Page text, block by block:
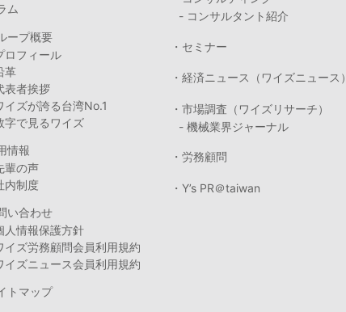
ム
ープ概要
ロフィール
革
表者挨拶
イズが誇る台湾No.1
字で見るワイズ
情報
輩の声
内制度
い合わせ
人情報保護方針
イズ労務顧問会員利用規約
イズニュース会員利用規約
トマップ
- コンサルタント紹介
・セミナー
・経済ニュース（ワイズニュース）
・市場調査（ワイズリサーチ）
- 機械業界ジャーナル
・労務顧問
・Y’s PR＠taiwan